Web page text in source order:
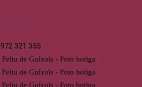
972 321 355